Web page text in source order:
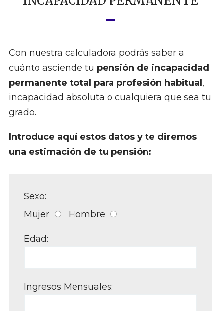
Con nuestra calculadora podrás saber a
cuánto asciende tu pensión de incapacidad
permanente total para profesión habitual ,
incapacidad absoluta o cualquiera que sea tu
grado.
Introduce aquí estos datos y te diremos
una estimación de tu pensión:
Sexo:
Mujer
Hombre
Edad:
Ingresos Mensuales: